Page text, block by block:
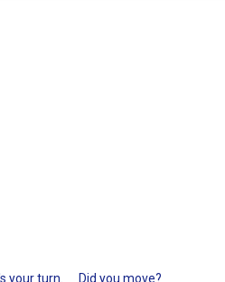
your turn.
Did you move?